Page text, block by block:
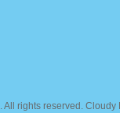
. All rights reserved.